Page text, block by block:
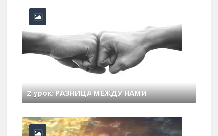
6 урок: ВРАГИ НАШЕГО СПАСЕНИЯ (Наше...)